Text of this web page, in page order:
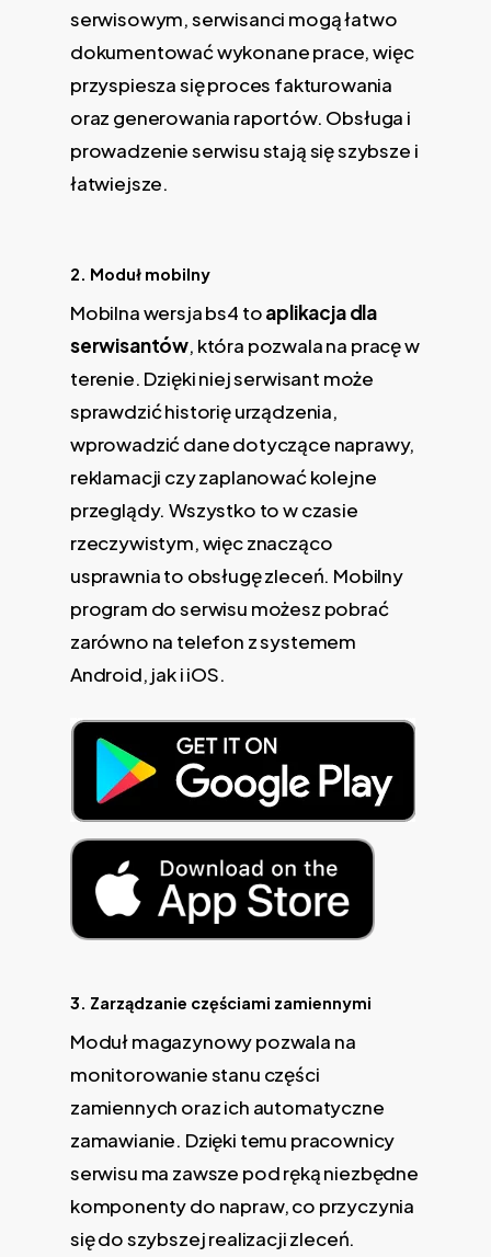
serwisowym, serwisanci mogą łatwo
dokumentować wykonane prace, więc
przyspiesza się proces fakturowania
oraz generowania raportów. Obsługa i
prowadzenie serwisu stają się szybsze i
łatwiejsze.
2. Moduł mobilny
Mobilna wersja bs4 toaplikacja dla
serwisantów, która pozwala na pracę w
terenie. Dzięki niej serwisant może
sprawdzić historię urządzenia,
wprowadzić dane dotyczące naprawy,
reklamacji czy zaplanować kolejne
przeglądy. Wszystko to w czasie
rzeczywistym, więc znacząco
usprawnia to obsługę zleceń. Mobilny
program do serwisu możesz pobrać
zarówno na telefon z systemem
Android, jak i iOS.
3. Zarządzanie częściami zamiennymi
Moduł magazynowy pozwala na
monitorowanie stanu części
zamiennych oraz ich automatyczne
zamawianie. Dzięki temu pracownicy
serwisu ma zawsze pod ręką niezbędne
komponenty do napraw, co przyczynia
się do szybszej realizacji zleceń.